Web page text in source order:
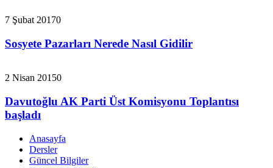
7 Şubat 20170
Sosyete Pazarları Nerede Nasıl Gidilir
2 Nisan 20150
Davutoğlu AK Parti Üst Komisyonu Toplantısı
başladı
Anasayfa
Dersler
Güncel Bilgiler